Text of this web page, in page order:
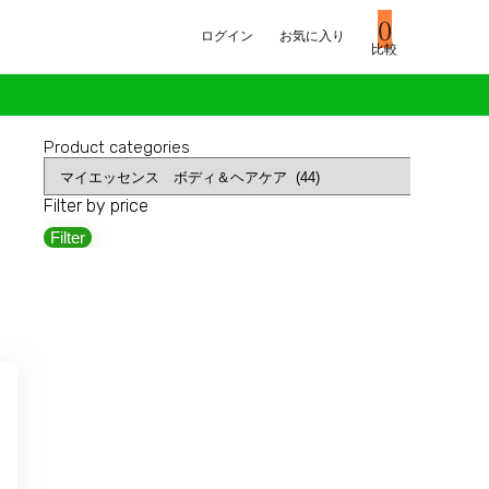
ログイン お気に入り 0
比較
Product categories
Filter by price
Filter